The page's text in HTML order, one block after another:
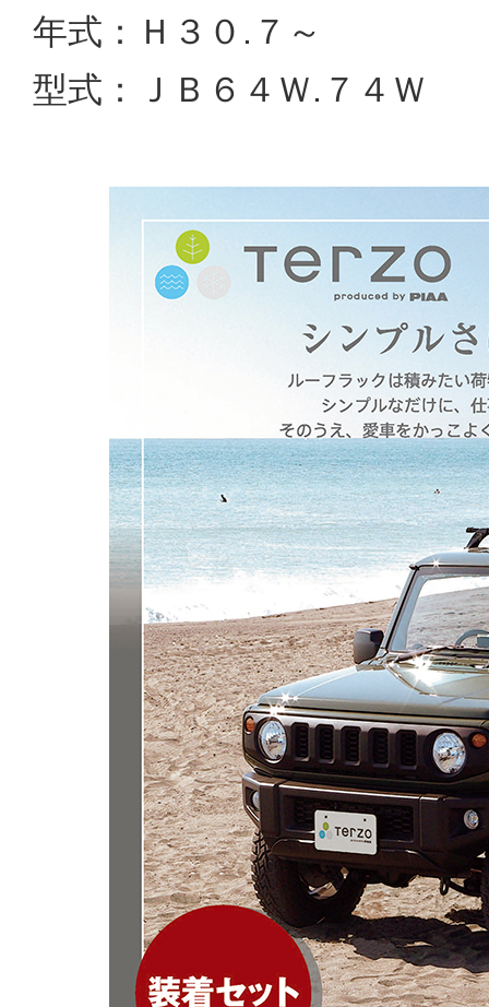
年式：Ｈ３０.７～
型式：ＪＢ６４Ｗ.７４Ｗ